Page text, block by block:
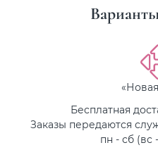
Бесплатная
Заказы передаются
пн - сб (вс